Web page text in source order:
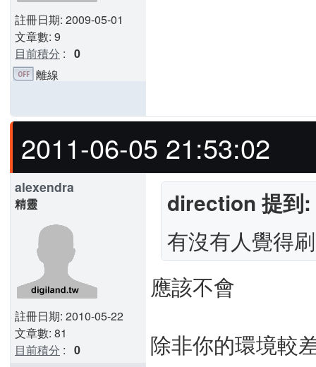
註冊日期: 2009-05-01
文章數: 9
目前積分 : 0
離線
2011-06-05 21:53:02
alexendra
精靈
註冊日期: 2010-05-22
文章數: 81
目前積分 : 0
direction 提到:
有沒有人覺得
應該不會
除非你的環境較